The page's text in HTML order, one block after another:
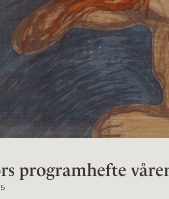
programhefte